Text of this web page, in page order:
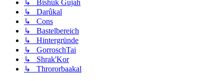
↳ Bishûk Gujah
↳ Darûkal
↳ Cons
↳ Bastelbereich
↳ Hintergründe
↳ GorroschTai
↳ Shrak'Kor
↳ Thrororbaakal